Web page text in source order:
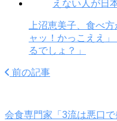
上沼恵美子、食べ
ャッ！かっこええ
るでしょ？」
前の記事
会食専門家「3流は悪口